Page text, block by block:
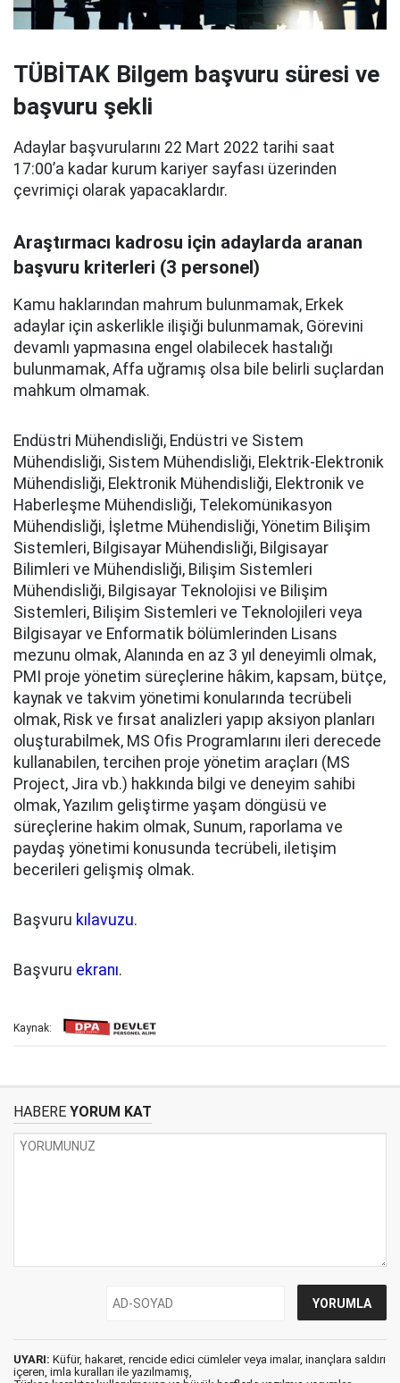
TÜBİTAK Bilgem başvuru süresi ve
başvuru şekli
Adaylar başvurularını 22 Mart 2022 tarihi saat
17:00’a kadar kurum kariyer sayfası üzerinden
çevrimiçi olarak yapacaklardır.
Araştırmacı kadrosu için adaylarda aranan
başvuru kriterleri (3 personel)
Kamu haklarından mahrum bulunmamak, Erkek
adaylar için askerlikle ilişiği bulunmamak, Görevini
devamlı yapmasına engel olabilecek hastalığı
bulunmamak, Affa uğramış olsa bile belirli suçlardan
mahkum olmamak.
Endüstri Mühendisliği, Endüstri ve Sistem
Mühendisliği, Sistem Mühendisliği, Elektrik-Elektronik
Mühendisliği, Elektronik Mühendisliği, Elektronik ve
Haberleşme Mühendisliği, Telekomünikasyon
Mühendisliği, İşletme Mühendisliği, Yönetim Bilişim
Sistemleri, Bilgisayar Mühendisliği, Bilgisayar
Bilimleri ve Mühendisliği, Bilişim Sistemleri
Mühendisliği, Bilgisayar Teknolojisi ve Bilişim
Sistemleri, Bilişim Sistemleri ve Teknolojileri veya
Bilgisayar ve Enformatik bölümlerinden Lisans
mezunu olmak, Alanında en az 3 yıl deneyimli olmak,
PMI proje yönetim süreçlerine hâkim, kapsam, bütçe,
kaynak ve takvim yönetimi konularında tecrübeli
olmak, Risk ve fırsat analizleri yapıp aksiyon planları
oluşturabilmek, MS Ofis Programlarını ileri derecede
kullanabilen, tercihen proje yönetim araçları (MS
Project, Jira vb.) hakkında bilgi ve deneyim sahibi
olmak, Yazılım geliştirme yaşam döngüsü ve
süreçlerine hakim olmak, Sunum, raporlama ve
paydaş yönetimi konusunda tecrübeli, iletişim
becerileri gelişmiş olmak.
Başvuru kılavuzu.
Başvuru ekranı.
Kaynak:
HABERE YORUM KAT
UYARI: Küfür, hakaret, rencide edici cümleler veya imalar, inançlara saldırı
içeren, imla kuralları ile yazılmamış,